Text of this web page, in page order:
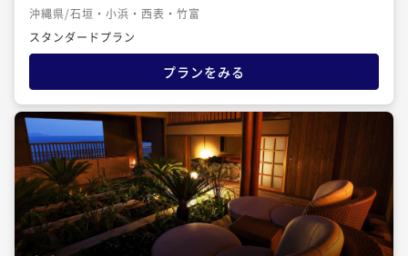
沖縄県/石垣・小浜・西表・竹富
スタンダードプラン
プランをみる